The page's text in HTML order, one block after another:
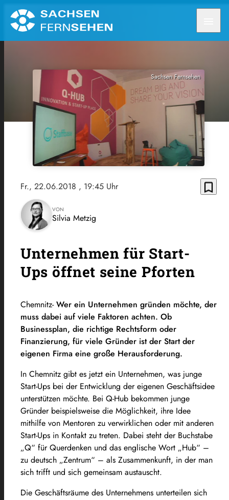
Sachsen Fernsehen
Fr., 22.06.2018 , 19:45 Uhr bookmark_border
VON
Silvia Metzig
Unternehmen für Start-
Ups öffnet seine Pforten
Chemnitz-Wer ein Unternehmen gründen möchte, der
muss dabei auf viele Faktoren achten. Ob
Businessplan, die richtige Rechtsform oder
Finanzierung, für viele Gründer ist der Start der
eigenen Firma eine große Herausforderung.
In Chemnitz gibt es jetzt ein Unternehmen, was junge
Start-Ups bei der Entwicklung der eigenen Geschäftsidee
unterstützen möchte. Bei Q-Hub bekommen junge
Gründer beispielsweise die Möglichkeit, ihre Idee
mithilfe von Mentoren zu verwirklichen oder mit anderen
Start-Ups in Kontakt zu treten. Dabei steht der Buchstabe
„Q“ für Querdenken und das englische Wort „Hub“ –
zu deutsch „Zentrum“ – als Zusammenkunft, in der man
sich trifft und sich gemeinsam austauscht.
Die Geschäftsräume des Unternehmens unterteilen sich